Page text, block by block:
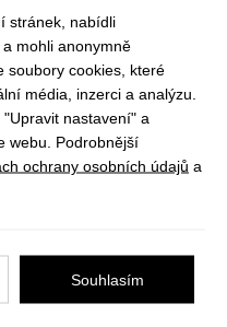
stránek, nabídli
mohli anonymně
soubory cookies, které
média, inzerci a analýzu.
nastavení" a
webu. Podrobnější
ochrany osobních údajů a
Souhlasím